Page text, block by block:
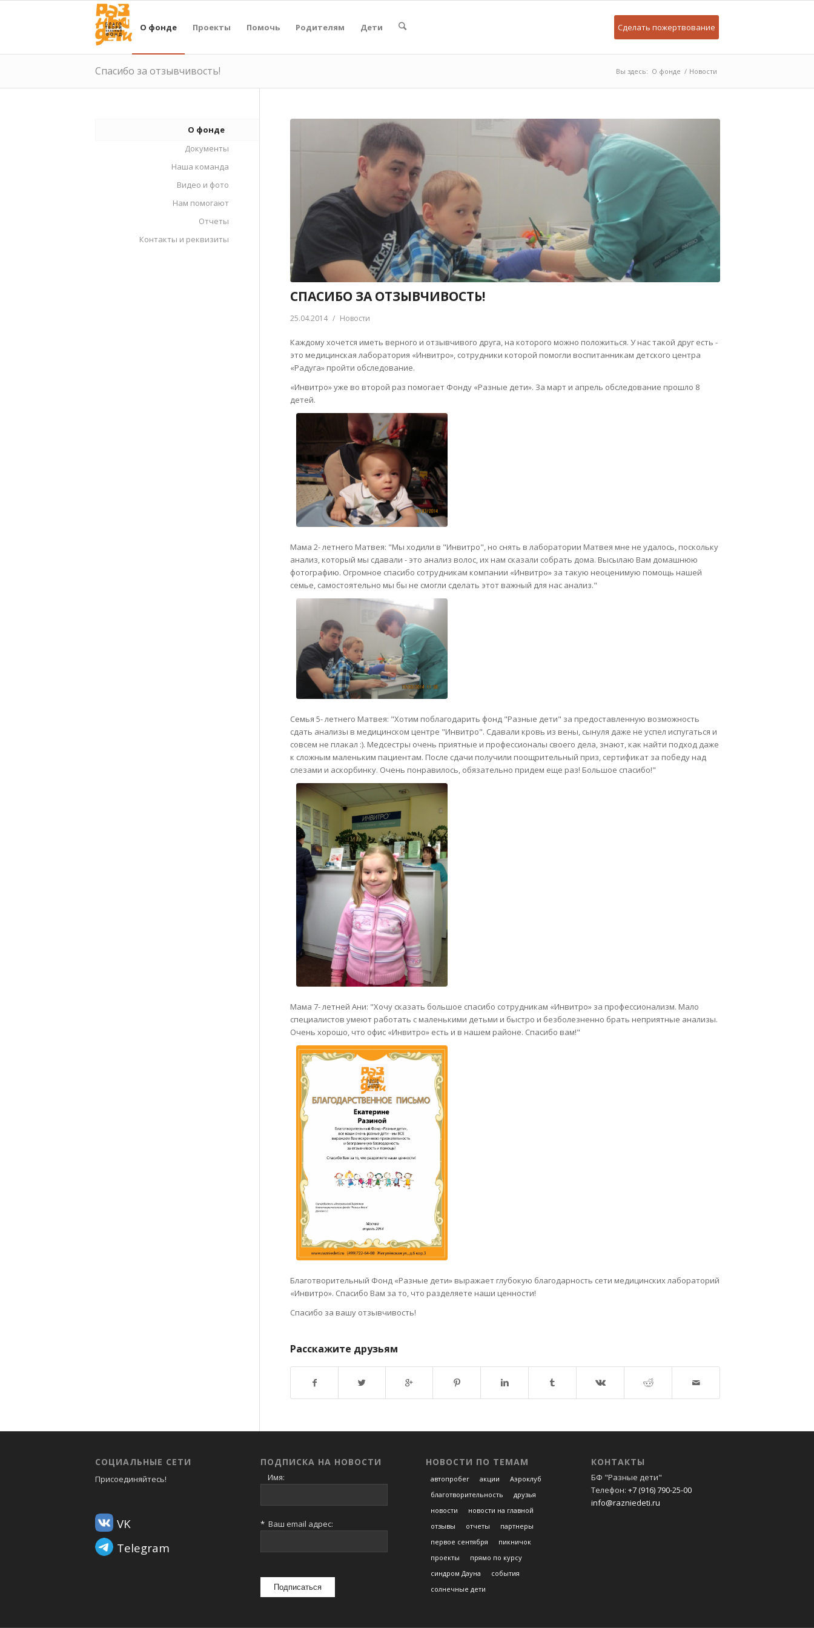
О фонде Проекты Помочь Родителям Дети Сделать пожертвование
Спасибо за отзывчивость! Вы здесь: О фонде / Новости
О фонде
Документы
Наша команда
Видео и фото
Нам помогают
Отчеты
Контакты и реквизиты
СПАСИБО ЗА ОТЗЫВЧИВОСТЬ!
25.04.2014 / Новости
Каждому хочется иметь верного и отзывчивого друга, на которого можно положиться. У нас такой друг есть -
это медицинская лаборатория «Инвитро», сотрудники которой помогли воспитанникам детского центра
«Радуга» пройти обследование.
«Инвитро» уже во второй раз помогает Фонду «Разные дети». За март и апрель обследование прошло 8
детей.
Мама 2- летнего Матвея: "Мы ходили в "Инвитро", но снять в лаборатории Матвея мне не удалось, поскольку
анализ, который мы сдавали - это анализ волос, их нам сказали собрать дома. Высылаю Вам домашнюю
фотографию. Огромное спасибо сотрудникам компании «Инвитро» за такую неоценимую помощь нашей
семье, самостоятельно мы бы не смогли сделать этот важный для нас анализ."
Семья 5- летнего Матвея: "Хотим поблагодарить фонд "Разные дети" за предоставленную возможность
сдать анализы в медицинском центре "Инвитро". Сдавали кровь из вены, сынуля даже не успел испугаться и
совсем не плакал :). Медсестры очень приятные и профессионалы своего дела, знают, как найти подход даже
к сложным маленьким пациентам. После сдачи получили поощрительный приз, сертификат за победу над
слезами и аскорбинку. Очень понравилось, обязательно придем еще раз! Большое спасибо!"
Мама 7- летней Ани: "Хочу сказать большое спасибо сотрудникам «Инвитро» за профессионализм. Мало
специалистов умеют работать с маленькими детьми и быстро и безболезненно брать неприятные анализы.
Очень хорошо, что офис «Инвитро» есть и в нашем районе. Спасибо вам!"
Благотворительный Фонд «Разные дети» выражает глубокую благодарность сети медицинских лабораторий
«Инвитро». Спасибо Вам за то, что разделяете наши ценности!
Спасибо за вашу отзывчивость!
Расскажите друзьям
СОЦИАЛЬНЫЕ СЕТИ
Присоединяйтесь!
VK
Telegram
ПОДПИСКА НА НОВОСТИ
Имя:
*Ваш email адрес:
НОВОСТИ ПО ТЕМАМ
автопробег акции
Аэроклуб
благотворительность
друзья
новости
новости на главной
отзывы
отчеты
партнеры
первое сентября
пикничок
проекты
прямо по курсу
синдром Дауна
события
солнечные дети
КОНТАКТЫ
БФ "Разные дети"
Телефон: +7 (916) 790-25-00
info@razniedeti.ru